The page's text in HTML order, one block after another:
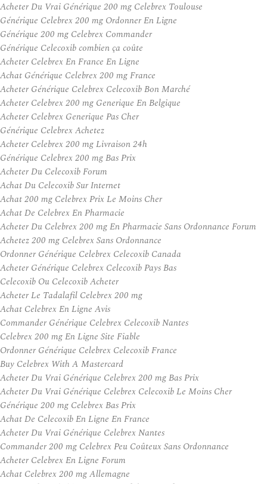
Acheter Du Vrai Générique 200 mg Celebrex Toulouse
Générique Celebrex 200 mg Ordonner En Ligne
Générique 200 mg Celebrex Commander
Générique Celecoxib combien ça coûte
Acheter Celebrex En France En Ligne
Achat Générique Celebrex 200 mg France
Acheter Générique Celebrex Celecoxib Bon Marché
Acheter Celebrex 200 mg Generique En Belgique
Acheter Celebrex Generique Pas Cher
Générique Celebrex Achetez
Acheter Celebrex 200 mg Livraison 24h
Générique Celebrex 200 mg Bas Prix
Acheter Du Celecoxib Forum
Achat Du Celecoxib Sur Internet
Achat 200 mg Celebrex Prix Le Moins Cher
Achat De Celebrex En Pharmacie
Acheter Du Celebrex 200 mg En Pharmacie Sans Ordonnance Forum
Achetez 200 mg Celebrex Sans Ordonnance
Ordonner Générique Celebrex Celecoxib Canada
Acheter Générique Celebrex Celecoxib Pays Bas
Celecoxib Ou Celecoxib Acheter
Acheter Le Tadalafil Celebrex 200 mg
Achat Celebrex En Ligne Avis
Commander Générique Celebrex Celecoxib Nantes
Celebrex 200 mg En Ligne Site Fiable
Ordonner Générique Celebrex Celecoxib France
Buy Celebrex With A Mastercard
Acheter Du Vrai Générique Celebrex 200 mg Bas Prix
Acheter Du Vrai Générique Celebrex Celecoxib Le Moins Cher
Générique 200 mg Celebrex Bas Prix
Achat De Celecoxib En Ligne En France
Acheter Du Vrai Générique Celebrex Nantes
Commander 200 mg Celebrex Peu Coûteux Sans Ordonnance
Acheter Celebrex En Ligne Forum
Achat Celebrex 200 mg Allemagne